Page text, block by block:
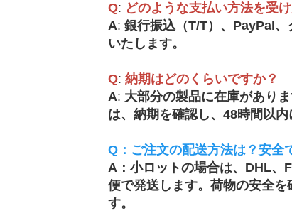
Q: どのような支払い方法を受
A: 銀行振込（T/T）、PayPal
いたします。
Q: 納期はどのくらいですか？
A: 大部分の製品に在庫があり
は、納期を確認し、48時間以内
Q：ご注文の配送方法は？安全
A：小ロットの場合は、DHL、
便で発送します。 荷物の安全を
す。